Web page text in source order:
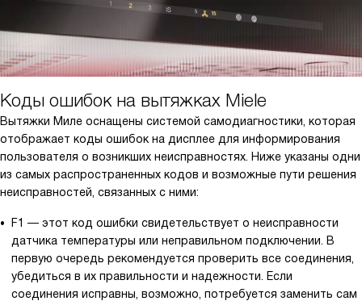
Коды ошибок на вытяжках Miele
Вытяжки Миле оснащены системой самодиагностики, которая
отображает коды ошибок на дисплее для информирования
пользователя о возникших неисправностях. Ниже указаны одни
из самых распространенных кодов и возможные пути решения
неисправностей, связанных с ними:
F1 — этот код ошибки свидетельствует о неисправности
датчика температуры или неправильном подключении. В
первую очередь рекомендуется проверить все соединения,
убедиться в их правильности и надежности. Если
соединения исправны, возможно, потребуется заменить сам